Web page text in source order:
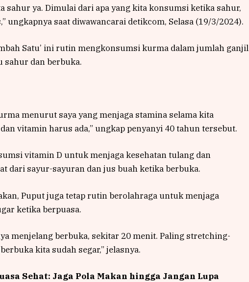
sahur ya. Dimulai dari apa yang kita konsumsi ketika sahur,
ungkapnya saat diwawancarai detikcom, Selasa (19/3/2024).
Satu’ ini rutin mengkonsumsi kurma dalam jumlah ganjil
sahur dan berbuka.
menurut saya yang menjaga stamina selama kita
vitamin harus ada,” ungkap penyanyi 40 tahun tersebut.
vitamin D untuk menjaga kesehatan tulang dan
dari sayur-sayuran dan jus buah ketika berbuka.
Puput juga tetap rutin berolahraga untuk menjaga
ketika berpuasa.
menjelang berbuka, sekitar 20 menit. Paling stretching-
kita sudah segar,” jelasnya.
Sehat: Jaga Pola Makan hingga Jangan Lupa